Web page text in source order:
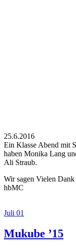
25.6.2016
Ein Klasse Abend mit
haben Monika Lang
Ali Straub.
Wir sagen Vielen
hbMC
Juli 01
Mukube ’15